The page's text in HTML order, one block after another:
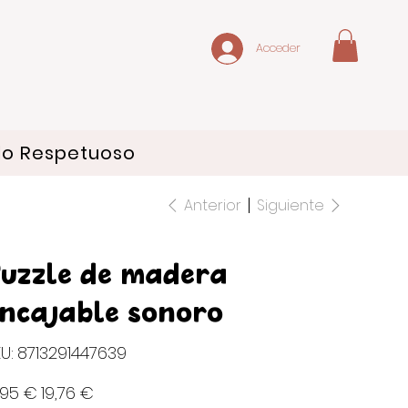
Acceder
Respetuoso
Anterior Siguiente
de madera
sonoro
8713291447639
8713291447639
€
de
19,76 €